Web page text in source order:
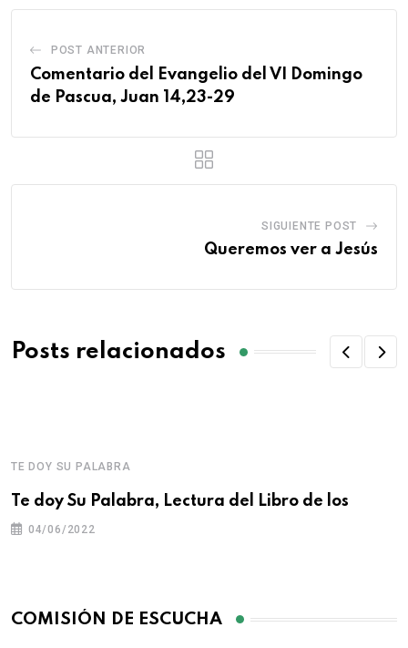
POST ANTERIOR
Comentario del Evangelio del VI Domingo
de Pascua, Juan 14,23-29
SIGUIENTE POST
Queremos ver a Jesús
Posts relacionados
TE DOY SU PALABRA
Te doy Su Palabra, Lectura del Libro de los
04/06/2022
COMISIÓN DE ESCUCHA